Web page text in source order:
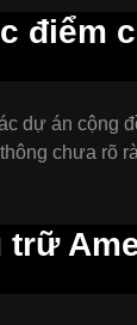
điểm
dự án cộng
chưa rõ
trữ